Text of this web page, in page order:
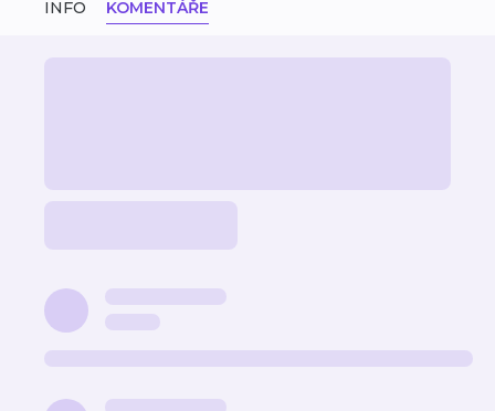
INFO KOMENTÁŘE